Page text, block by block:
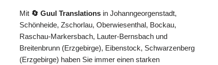
Mit 🔄 Guul Translations in Johanngeorgenstadt,
Schönheide, Zschorlau, Oberwiesenthal, Bockau,
Raschau-Markersbach, Lauter-Bernsbach und
Breitenbrunn (Erzgebirge), Eibenstock, Schwarzenberg
(Erzgebirge) haben Sie immer einen starken